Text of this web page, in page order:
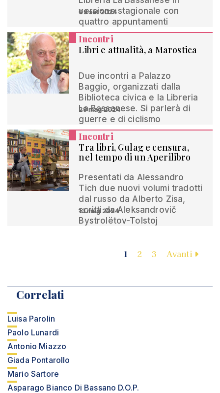
versione stagionale con
quattro appuntamenti
09 set 2024
Incontri
Libri e attualità, a Marostica
Due incontri a Palazzo
Baggio, organizzati dalla
Biblioteca civica e la Libreria
La Bassanese. Si parlerà di
guerre e di ciclismo
29 mag 2024
Incontri
Tra libri, Gulag e censura,
nel tempo di un Aperilibro
Presentati da Alessandro
Tich due nuovi volumi tradotti
dal russo da Alberto Zisa,
scritti da Aleksandrovič
Bystrolëtov-Tolstoj
13 mag 2024
1 2 3 Avanti
Correlati
Luisa Parolin
Paolo Lunardi
Antonio Miazzo
Giada Pontarollo
Mario Sartore
Asparago Bianco Di Bassano D.O.P.